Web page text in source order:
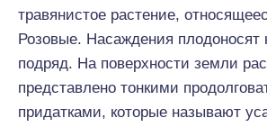
травянистое растение,
Розовые. Насаждения плодоносят
подряд. На поверхности земли
представлено тонкими
придатками, которые называют